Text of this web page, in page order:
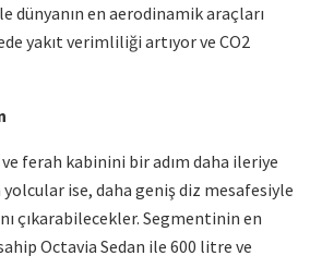
dünyanın en aerodinamik araçları
yakıt verimliliği artıyor ve CO2
ve ferah kabinini bir adım daha ileriye
ise, daha geniş diz mesafesiyle
çıkarabilecekler. Segmentinin en
Octavia Sedan ile 600 litre ve